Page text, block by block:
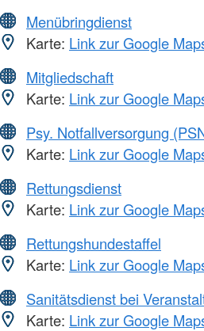
Menübringdienst
Karte: Link zur Google
Mitgliedschaft
Karte: Link zur Google
Psy. Notfallversorgung
Karte: Link zur Google
Rettungsdienst
Karte: Link zur Google
Rettungshundestaffel
Karte: Link zur Google
Sanitätsdienst bei
Karte: Link zur Google